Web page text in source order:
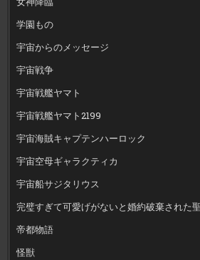
学園もの
宇宙からのメッセージ
宇宙戦争
宇宙戦艦ヤマト
宇宙戦艦ヤマト2199
宇宙海賊キャプテンハーロック
宇宙空母ギャラクティカ
宇宙船サジタリウス
完璧すぎて可愛げがないと婚約破棄された
帝都物語
怪獣